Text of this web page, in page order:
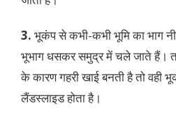
3. भूकंप से कभी-कभी भूमि का भाग
भूभाग धसकर समुद्र में चले जाते हैं।
के कारण गहरी खाई बनती है तो वही
लैंडस्लाइड होता है।